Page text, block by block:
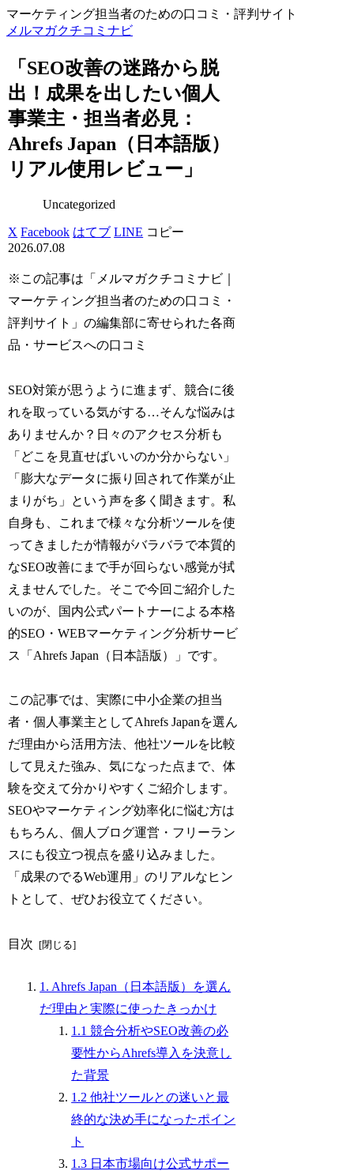
マーケティング担当者のための口コミ・評判サイト
メルマガクチコミナビ
「SEO改善の迷路から脱
出！成果を出したい個人
事業主・担当者必見：
Ahrefs Japan（日本語版）
リアル使用レビュー」
Uncategorized
X Facebook はてブ LINE コピー
2026.07.08
※この記事は「メルマガクチコミナビ｜
マーケティング担当者のための口コミ・
評判サイト」の編集部に寄せられた各商
品・サービスへの口コミ
SEO対策が思うように進まず、競合に後
れを取っている気がする…そんな悩みは
ありませんか？日々のアクセス分析も
「どこを見直せばいいのか分からない」
「膨大なデータに振り回されて作業が止
まりがち」という声を多く聞きます。私
自身も、これまで様々な分析ツールを使
ってきましたが情報がバラバラで本質的
なSEO改善にまで手が回らない感覚が拭
えませんでした。そこで今回ご紹介した
いのが、国内公式パートナーによる本格
的SEO・WEBマーケティング分析サービ
ス「Ahrefs Japan（日本語版）」です。
この記事では、実際に中小企業の担当
者・個人事業主としてAhrefs Japanを選ん
だ理由から活用方法、他社ツールを比較
して見えた強み、気になった点まで、体
験を交えて分かりやすくご紹介します。
SEOやマーケティング効率化に悩む方は
もちろん、個人ブログ運営・フリーラン
スにも役立つ視点を盛り込みました。
「成果のでるWeb運用」のリアルなヒン
トとして、ぜひお役立てください。
目次
1. Ahrefs Japan（日本語版）を選ん
だ理由と実際に使ったきっかけ
1.1 競合分析やSEO改善の必
要性からAhrefs導入を決意し
た背景
1.2 他社ツールとの迷いと最
終的な決め手になったポイン
ト
1.3 日本市場向け公式サポー